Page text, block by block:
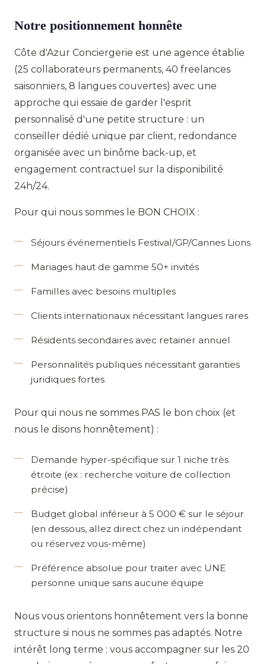
Notre positionnement honnête
Côte d'Azur Conciergerie est une agence établie
(25 collaborateurs permanents, 40 freelances
saisonniers, 8 langues couvertes) avec une
approche qui essaie de garder l'esprit
personnalisé d'une petite structure : un
conseiller dédié unique par client, redondance
organisée avec un binôme back-up, et
engagement contractuel sur la disponibilité
24h/24.
Pour qui nous sommes le BON CHOIX :
Séjours événementiels Festival/GP/Cannes Lions
Mariages haut de gamme 50+ invités
Familles avec besoins multiples
Clients internationaux nécessitant langues rares
Résidents secondaires avec retainer annuel
Personnalités publiques nécessitant garanties
juridiques fortes
Pour qui nous ne sommes PAS le bon choix (et
nous le disons honnêtement) :
Demande hyper-spécifique sur 1 niche très
étroite (ex : recherche voiture de collection
précise)
Budget global inférieur à 5 000 € sur le séjour
(en dessous, allez direct chez un indépendant
ou réservez vous-même)
Préférence absolue pour traiter avec UNE
personne unique sans aucune équipe
Nous vous orientons honnêtement vers la bonne
structure si nous ne sommes pas adaptés. Notre
intérêt long terme : vous accompagner sur les 20